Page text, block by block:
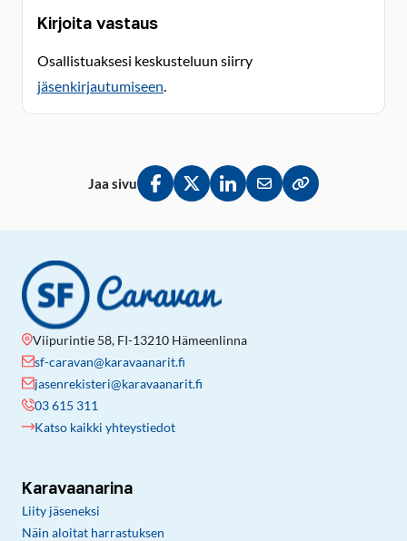
Kirjoita vastaus
Osallistuaksesi keskusteluun siirry
jäsenkirjautumiseen.
Jaa sivu
Jaa Facebookissa
Jaa Twitterissä
Jaa LinkedInissä
Jaa sähköpostitse
Kopioi linkki
Viipurintie 58, FI-13210 Hämeenlinna
sf-caravan@karavaanarit.fi
jasenrekisteri@karavaanarit.fi
03 615 311
Katso kaikki yhteystiedot
Karavaanarina
Liity jäseneksi
Näin aloitat harrastuksen